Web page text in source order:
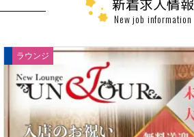
新着求人情報
New job information
ラウンジ